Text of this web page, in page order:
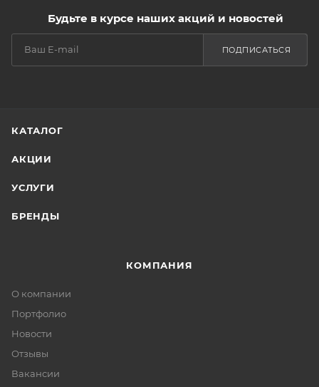
Будьте в курсе наших акций и новостей
ПОДПИСАТЬСЯ
КАТАЛОГ
АКЦИИ
УСЛУГИ
БРЕНДЫ
КОМПАНИЯ
О компании
Портфолио
Новости
Отзывы
Вакансии